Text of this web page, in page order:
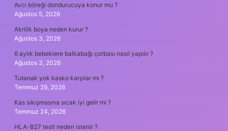
Avcı böreği dondurucuya konur mu ?
Ağustos 5, 2026
Akrilik boya neden kurur ?
Ağustos 3, 2026
6 aylık bebeklere balkabağı çorbası nasıl yapılır ?
Ağustos 3, 2026
Tutanak yok kasko karşılar mı ?
Temmuz 29, 2026
Kas sıkışmasına sıcak iyi gelir mi ?
Temmuz 24, 2026
HLA-B27 testi neden istenir ?